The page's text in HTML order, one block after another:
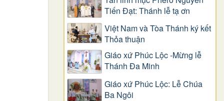
Tiến Đạt: Thánh lễ tạ ơn
Việt Nam và Tòa Thánh ký kết
Thỏa thuận
Giáo xứ Phúc Lộc -Mừng lễ
Thánh Đa Minh
Giáo xứ Phúc Lộc: Lễ Chúa
Ba Ngôi